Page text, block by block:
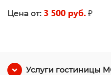
Цена от: 3 500 руб. ₽
Услуги